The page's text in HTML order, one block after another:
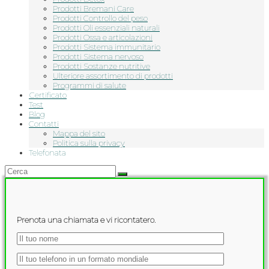
Prodotti Bremani Care
Prodotti Controllo del peso
Prodotti Oli essenziali naturali
Prodotti Ossa e articolazioni
Prodotti Sistema immunitario
Prodotti Sistema nervoso
Prodotti Sostanze nutritive
Ulteriore assortimento di prodotti
Programmi di salute
Сertificato
Test
Blog
Contatti
Mappa del sito
Politica sulla privacy
Telefonata
Prenota una chiamata e vi ricontatero.